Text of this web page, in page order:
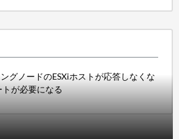
グノードのESXiホストが応答しなくな
が必要になる